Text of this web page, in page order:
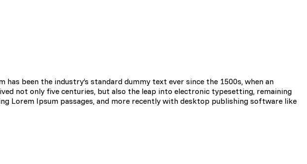
been the industry’s standard dummy text ever since the 1500s, when an
not only five centuries, but also the leap into electronic typesetting, remaining
Lorem Ipsum passages, and more recently with desktop publishing software like
z dostawcami poszczególnych ciasteczek.